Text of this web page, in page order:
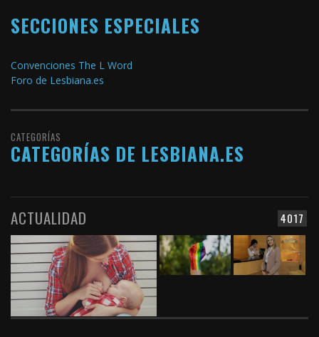
SECCIONES ESPECIALES
Convenciones The L Word
Foro de Lesbiana.es
CATEGORÍAS
CATEGORÍAS DE LESBIANA.ES
4017
ACTUALIDAD